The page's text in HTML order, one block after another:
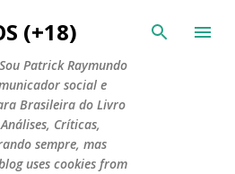
conteúdo principal
(+18)
Sou Patrick Raymundo
social e
Brasileira do Livro
Críticas,
sempre, mas
uses cookies from